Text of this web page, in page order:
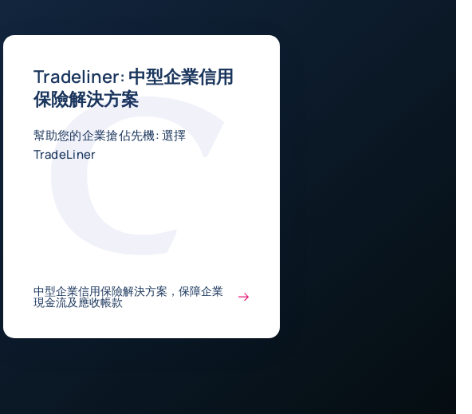
Tradeliner: 中型企業信用
保險解決方案
幫助您的企業搶佔先機: 選擇
TradeLiner
中型企業信用保險解決方案，保障企業
現金流及應收帳款